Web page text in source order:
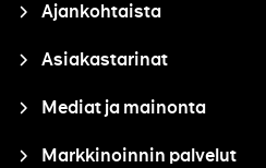
Ajankohtaista
Asiakastarinat
Mediat ja mainonta
Markkinoinnin palvelut